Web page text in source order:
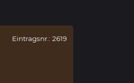
Eintragsnr.: 2619